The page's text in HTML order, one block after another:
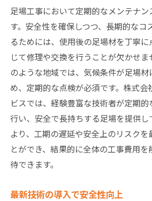
足場工事において定期的なメンテナ
す。安全性を確保しつつ、長期的なコ
るためには、使用後の足場材を丁寧
じて修理や交換を行うことが欠かせ
のような地域では、気候条件が足場
め、定期的な点検が必須です。株式会
ビスでは、経験豊富な技術者が定期
行い、安全で長持ちする足場を提供し
より、工期の遅延や安全上のリスクを
とができ、結果的に全体の工事費用
待できます。
最新技術の導入で安全性向上